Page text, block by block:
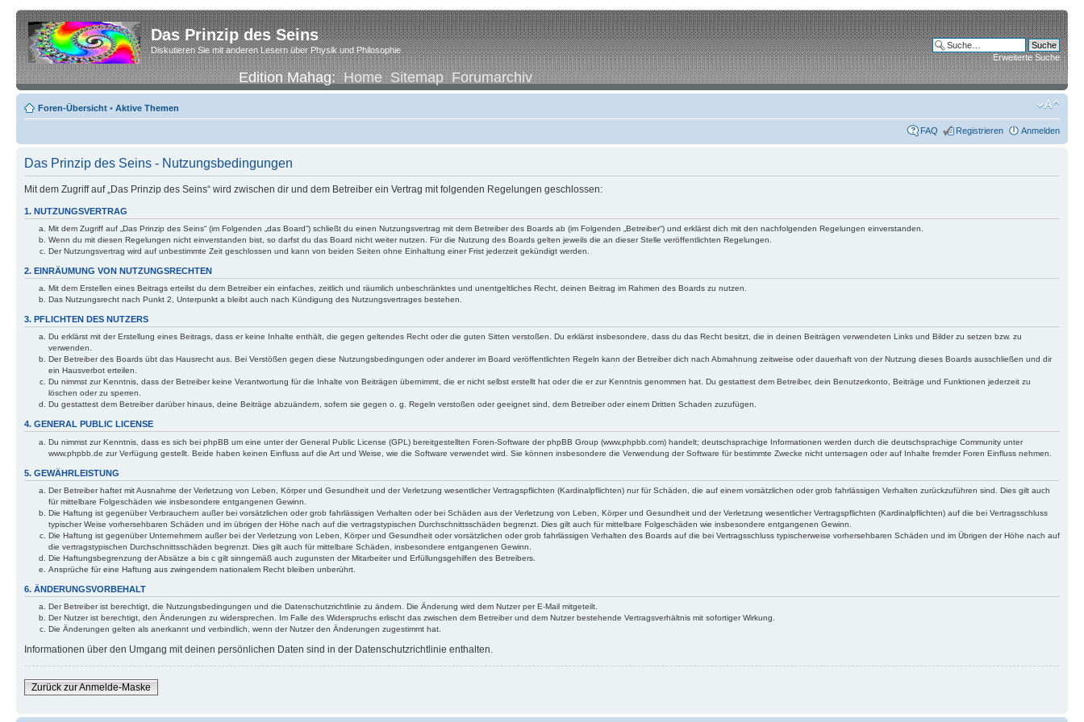
Das Prinzip des Seins
Diskutieren Sie mit anderen Lesern über Physik und Philosophie
Edition Mahag:Home Sitemap Forumarchiv
Erweiterte Suche
Foren-Übersicht • Aktive Themen
FAQ Registrieren Anmelden
Das Prinzip des Seins - Nutzungsbedingungen
Mit dem Zugriff auf „Das Prinzip des Seins“ wird zwischen dir und dem Betreiber ein Vertrag mit folgenden Regelungen geschlossen:
1. NUTZUNGSVERTRAG
Mit dem Zugriff auf „Das Prinzip des Seins“ (im Folgenden „das Board“) schließt du einen Nutzungsvertrag mit dem Betreiber des Boards ab (im Folgenden „Betreiber“) und erklärst dich mit den nachfolgenden Regelungen einverstanden.
Wenn du mit diesen Regelungen nicht einverstanden bist, so darfst du das Board nicht weiter nutzen. Für die Nutzung des Boards gelten jeweils die an dieser Stelle veröffentlichten Regelungen.
Der Nutzungsvertrag wird auf unbestimmte Zeit geschlossen und kann von beiden Seiten ohne Einhaltung einer Frist jederzeit gekündigt werden.
2. EINRÄUMUNG VON NUTZUNGSRECHTEN
Mit dem Erstellen eines Beitrags erteilst du dem Betreiber ein einfaches, zeitlich und räumlich unbeschränktes und unentgeltliches Recht, deinen Beitrag im Rahmen des Boards zu nutzen.
Das Nutzungsrecht nach Punkt 2, Unterpunkt a bleibt auch nach Kündigung des Nutzungsvertrages bestehen.
3. PFLICHTEN DES NUTZERS
Du erklärst mit der Erstellung eines Beitrags, dass er keine Inhalte enthält, die gegen geltendes Recht oder die guten Sitten verstoßen. Du erklärst insbesondere, dass du das Recht besitzt, die in deinen Beiträgen verwendeten Links und Bilder zu setzen bzw. zu
verwenden.
Der Betreiber des Boards übt das Hausrecht aus. Bei Verstößen gegen diese Nutzungsbedingungen oder anderer im Board veröffentlichten Regeln kann der Betreiber dich nach Abmahnung zeitweise oder dauerhaft von der Nutzung dieses Boards ausschließen und dir
ein Hausverbot erteilen.
Du nimmst zur Kenntnis, dass der Betreiber keine Verantwortung für die Inhalte von Beiträgen übernimmt, die er nicht selbst erstellt hat oder die er zur Kenntnis genommen hat. Du gestattest dem Betreiber, dein Benutzerkonto, Beiträge und Funktionen jederzeit zu
löschen oder zu sperren.
Du gestattest dem Betreiber darüber hinaus, deine Beiträge abzuändern, sofern sie gegen o. g. Regeln verstoßen oder geeignet sind, dem Betreiber oder einem Dritten Schaden zuzufügen.
4. GENERAL PUBLIC LICENSE
Du nimmst zur Kenntnis, dass es sich bei phpBB um eine unter der General Public License (GPL) bereitgestellten Foren-Software der phpBB Group (www.phpbb.com) handelt; deutschsprachige Informationen werden durch die deutschsprachige Community unter
www.phpbb.de zur Verfügung gestellt. Beide haben keinen Einfluss auf die Art und Weise, wie die Software verwendet wird. Sie können insbesondere die Verwendung der Software für bestimmte Zwecke nicht untersagen oder auf Inhalte fremder Foren Einfluss nehmen.
5. GEWÄHRLEISTUNG
Der Betreiber haftet mit Ausnahme der Verletzung von Leben, Körper und Gesundheit und der Verletzung wesentlicher Vertragspflichten (Kardinalpflichten) nur für Schäden, die auf einem vorsätzlichen oder grob fahrlässigen Verhalten zurückzuführen sind. Dies gilt auch
für mittelbare Folgeschäden wie insbesondere entgangenen Gewinn.
Die Haftung ist gegenüber Verbrauchern außer bei vorsätzlichen oder grob fahrlässigen Verhalten oder bei Schäden aus der Verletzung von Leben, Körper und Gesundheit und der Verletzung wesentlicher Vertragspflichten (Kardinalpflichten) auf die bei Vertragsschluss
typischer Weise vorhersehbaren Schäden und im übrigen der Höhe nach auf die vertragstypischen Durchschnittsschäden begrenzt. Dies gilt auch für mittelbare Folgeschäden wie insbesondere entgangenen Gewinn.
Die Haftung ist gegenüber Unternehmern außer bei der Verletzung von Leben, Körper und Gesundheit oder vorsätzlichen oder grob fahrlässigen Verhalten des Boards auf die bei Vertragsschluss typischerweise vorhersehbaren Schäden und im Übrigen der Höhe nach auf
die vertragstypischen Durchschnittsschäden begrenzt. Dies gilt auch für mittelbare Schäden, insbesondere entgangenen Gewinn.
Die Haftungsbegrenzung der Absätze a bis c gilt sinngemäß auch zugunsten der Mitarbeiter und Erfüllungsgehilfen des Betreibers.
Ansprüche für eine Haftung aus zwingendem nationalem Recht bleiben unberührt.
6. ÄNDERUNGSVORBEHALT
Der Betreiber ist berechtigt, die Nutzungsbedingungen und die Datenschutzrichtlinie zu ändern. Die Änderung wird dem Nutzer per E-Mail mitgeteilt.
Der Nutzer ist berechtigt, den Änderungen zu widersprechen. Im Falle des Widerspruchs erlischt das zwischen dem Betreiber und dem Nutzer bestehende Vertragsverhältnis mit sofortiger Wirkung.
Die Änderungen gelten als anerkannt und verbindlich, wenn der Nutzer den Änderungen zugestimmt hat.
Informationen über den Umgang mit deinen persönlichen Daten sind in der Datenschutzrichtlinie enthalten.
Zurück zur Anmelde-Maske